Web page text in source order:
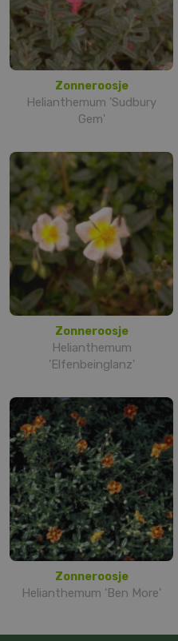
Zonneroosje
Helianthemum 'Sudbury
Gem'
Zonneroosje
Helianthemum
'Elfenbeinglanz'
Zonneroosje
Helianthemum 'Ben More'